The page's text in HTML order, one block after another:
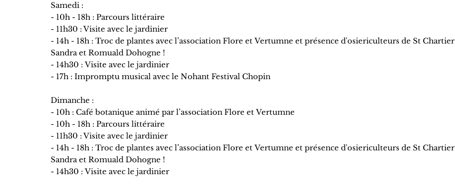
Samedi :
- 10h - 18h : Parcours littéraire
- 11h30 : Visite avec le jardinier
- 14h - 18h : Troc de plantes avec l’association Flore et Vertumne et présence d'osiericulteurs de St Chartier
Sandra et Romuald Dohogne !
- 14h30 : Visite avec le jardinier
- 17h : Impromptu musical avec le Nohant Festival Chopin
Dimanche :
- 10h : Café botanique animé par l’association Flore et Vertumne
- 10h - 18h : Parcours littéraire
- 11h30 : Visite avec le jardinier
- 14h - 18h : Troc de plantes avec l’association Flore et Vertumne et présence d'osiericulteurs de St Chartier
Sandra et Romuald Dohogne !
- 14h30 : Visite avec le jardinier